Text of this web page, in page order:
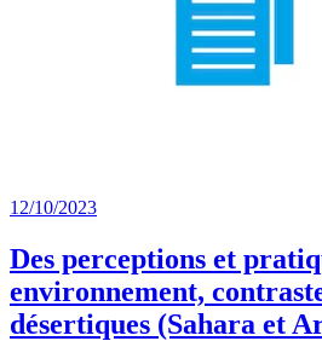
12/10/2023
Des perceptions et
environnement,
désertiques (Sahara et